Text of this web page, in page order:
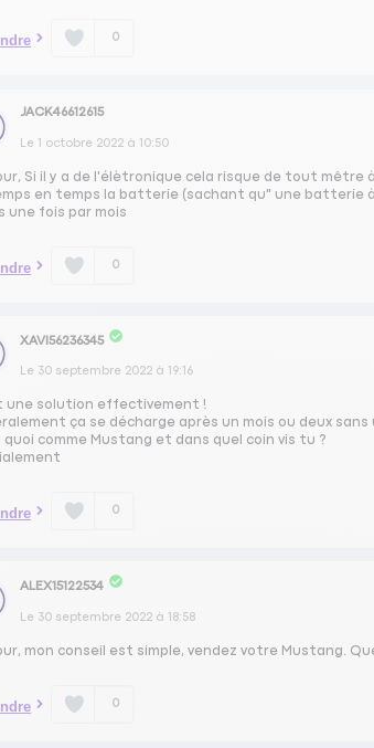
0
JACK46612615
Le 1 octobre 2022 à 10:50
Si il y a de l'élètronique cela risque de tout
en temps la batterie (sachant qu" une batterie
une fois par mois
0
XAVI56236345
Le 30 septembre 2022 à 19:16
une solution effectivement !
ça se décharge après un mois ou deux
quoi comme Mustang et dans quel coin vis tu ?
0
ALEX15122534
Le 30 septembre 2022 à 18:58
mon conseil est simple, vendez votre Mustang.
0